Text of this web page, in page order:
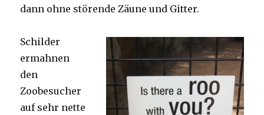
dann ohne störende Zäune und Gitter.
Schilder
ermahnen
den
Zoobesucher
auf sehr nette